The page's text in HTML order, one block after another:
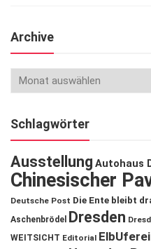
Archive
Schlagwörter
Ausstellung Autohaus
Chinesischer
Deutsche Post Die Ente bleibt
Aschenbrödel
Dresden
WEITSICHT Editorial ElbUferei